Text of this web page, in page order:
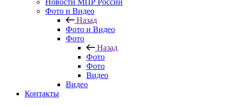
Новости МПР России
Фото и Видео
Назад
Фото и Видео
Фото
Назад
Фото
Фото
Видео
Видео
Контакты